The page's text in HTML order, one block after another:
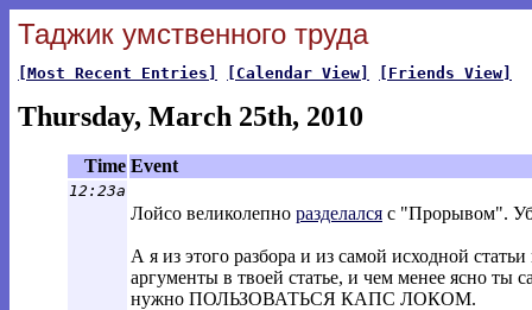
Таджик умственного труда
[Most Recent Entries] [Calendar View] [Friends View]
Thursday, March 25th, 2010
Time Event
12:23a
Лойсо великолепно разделался с "Прорывом".
А я из этого разбора и из самой исходной
аргументы в твоей статье, и чем менее ясно ты
нужно ПОЛЬЗОВАТЬСЯ КАПС ЛОКОМ.